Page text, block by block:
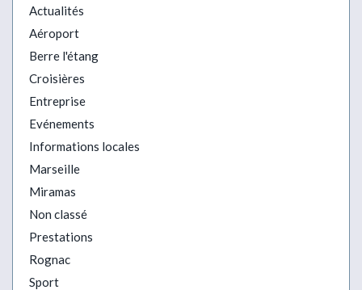
Actualités
Aéroport
Berre l'étang
Croisières
Entreprise
Evénements
Informations locales
Marseille
Miramas
Non classé
Prestations
Rognac
Sport